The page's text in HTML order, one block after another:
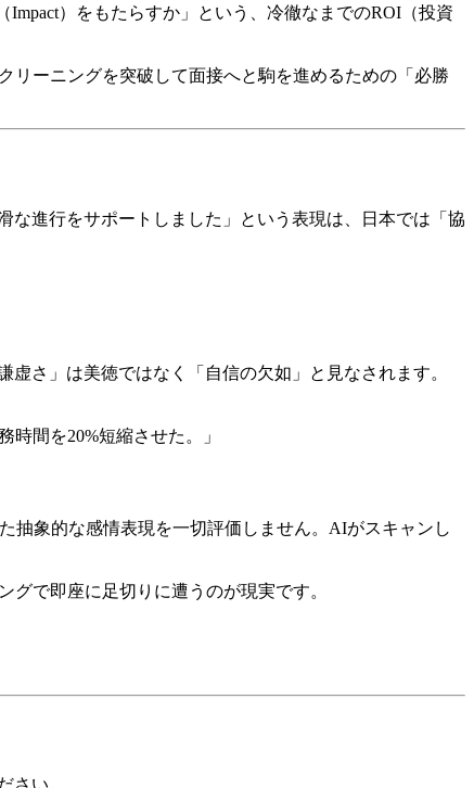
）をもたらすか」という、冷徹なまでのROI（投資
リーニングを突破して面接へと駒を進めるための「必勝
な進行をサポートしました」という表現は、日本では「協
さ」は美徳ではなく「自信の欠如」と見なされます。
間を20%短縮させた。」
抽象的な感情表現を一切評価しません。AIがスキャンし
で即座に足切りに遭うのが現実です。